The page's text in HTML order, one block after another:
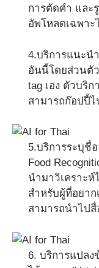
การตัดคำ และ
อัพโหลดเฉพาะ
4.บริการแนะน
อันนี้โดยส่วนตั
tag เอง ตัวบริ
สามารถก๊อปปี้ไ
5.บริการระบุชื่
Food
นำมาวิเคราะห์
สำหรับผู้ที่อยา
สามารถนำไปสื่
6. บริการแปลง